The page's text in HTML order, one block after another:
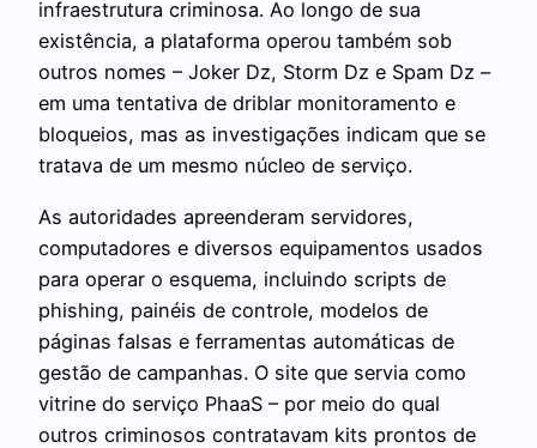
infraestrutura criminosa. Ao longo de sua
existência, a plataforma operou também sob
outros nomes – Joker Dz, Storm Dz e Spam Dz –
em uma tentativa de driblar monitoramento e
bloqueios, mas as investigações indicam que se
tratava de um mesmo núcleo de serviço.
As autoridades apreenderam servidores,
computadores e diversos equipamentos usados
para operar o esquema, incluindo scripts de
phishing, painéis de controle, modelos de
páginas falsas e ferramentas automáticas de
gestão de campanhas. O site que servia como
vitrine do serviço PhaaS – por meio do qual
outros criminosos contratavam kits prontos de